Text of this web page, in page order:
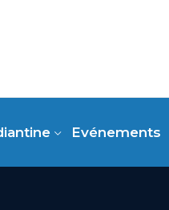
Evénements